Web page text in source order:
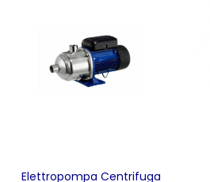
Elettropompa Centrifuga